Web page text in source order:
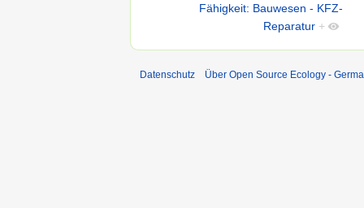
Fähigkeit: Bauwesen - KFZ-
Reparatur +
Datenschutz Über Open Source Ecology -